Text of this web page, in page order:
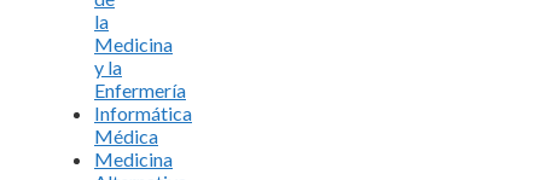
la
Medicina
y la
Enfermería
Informática
Médica
Medicina